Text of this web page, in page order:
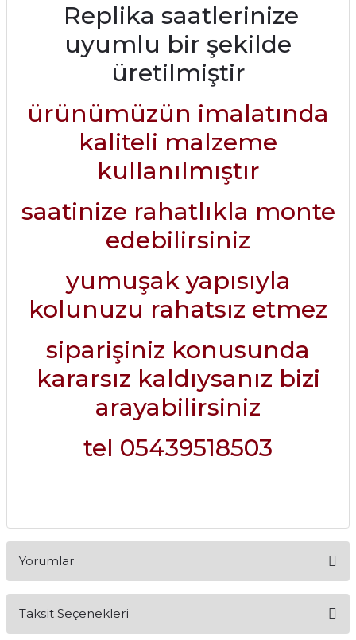
Replika saatlerinize
uyumlu bir şekilde
üretilmiştir
ürünümüzün imalatında
kaliteli malzeme
kullanılmıştır
saatinize rahatlıkla monte
edebilirsiniz
yumuşak yapısıyla
kolunuzu rahatsız etmez
siparişiniz konusunda
kararsız kaldıysanız bizi
arayabilirsiniz
tel 05439518503
Yorumlar
Taksit Seçenekleri